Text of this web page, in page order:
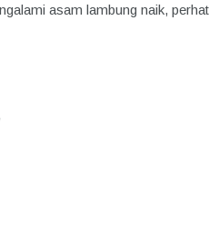
asam lambung naik,